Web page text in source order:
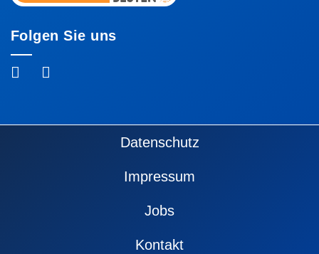
Folgen Sie uns
Datenschutz
Impressum
Jobs
Kontakt